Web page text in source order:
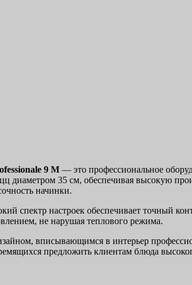
9 M — это профессиональное
диаметром 35 см, обеспечивая высокую
начинки.
спектр настроек обеспечивает точный
не нарушая теплового режима.
вписывающимся в интерьер
предложить клиентам блюда